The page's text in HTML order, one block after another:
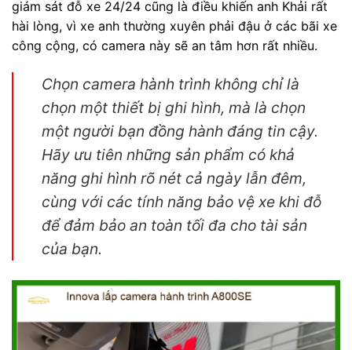
giám sát đỗ xe 24/24 cũng là điều khiến anh Khải rất
hài lòng, vì xe anh thường xuyên phải đậu ở các bãi xe
công cộng, có camera này sẽ an tâm hơn rất nhiều.
Chọn camera hành trình không chỉ là
chọn một thiết bị ghi hình, mà là chọn
một người bạn đồng hành đáng tin cậy.
Hãy ưu tiên những sản phẩm có khả
năng ghi hình rõ nét cả ngày lẫn đêm,
cùng với các tính năng bảo vệ xe khi đỗ
để đảm bảo an toàn tối đa cho tài sản
của bạn.